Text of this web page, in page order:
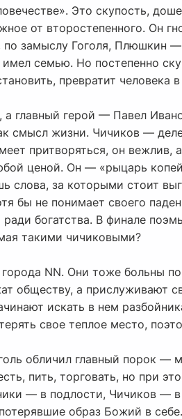
Это скупость,
от второстепенного. Он
замыслу Гоголя, Плюшкин
семью. Но постепенно
превратит человека
главный герой — Павел
смысл жизни. Чичиков —
притворяться, он вежлив,
ценой. Он — «рыцарь
слова, за которыми стоит
бы не понимает своего
богатства. В финале
такими чичиковыми?
города NN. Они тоже больны
обществу, а прислуживают
искать в нем
свое теплое место,
обличил главный порок
пить, торговать, но при
— в подлости, Чичиков —
образ Божий в